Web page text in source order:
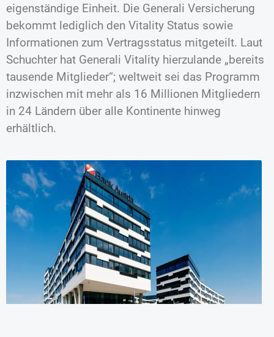
eigenständige Einheit. Die Generali Versicherung
bekommt lediglich den Vitality Status sowie
Informationen zum Vertragsstatus mitgeteilt. Laut
Schuchter hat Generali Vitality hierzulande „bereits
tausende Mitglieder“; weltweit sei das Programm
inzwischen mit mehr als 16 Millionen Mitgliedern
in 24 Ländern über alle Kontinente hinweg
erhältlich.